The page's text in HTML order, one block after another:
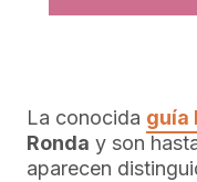
La conocida guía
Ronda y son
aparecen